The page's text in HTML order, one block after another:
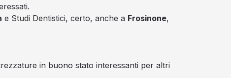
e Studi Dentistici, certo, anche a Frosinone,
in buono stato interessanti per altri